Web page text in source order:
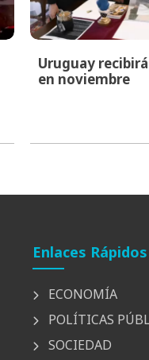
Uruguay
en noviembre
Enlaces Rápidos
ECONOMÍA
POLÍTICAS
SOCIEDAD